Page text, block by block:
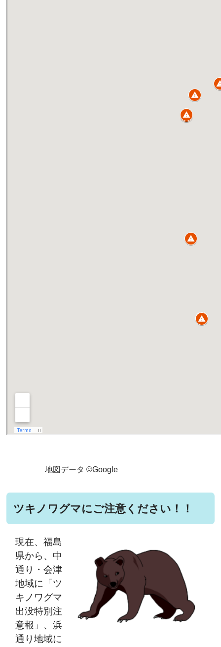
地図データ ©Google
ツキノワグマにご注意ください！！
現在、福島
県から、中
通り・会津
地域に「ツ
キノワグマ
出没特別注
意報」、浜
通り地域に